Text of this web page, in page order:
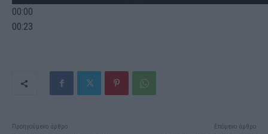
00:00
00:23
Προηγούμενο άρθρο Επόμενο άρθρο